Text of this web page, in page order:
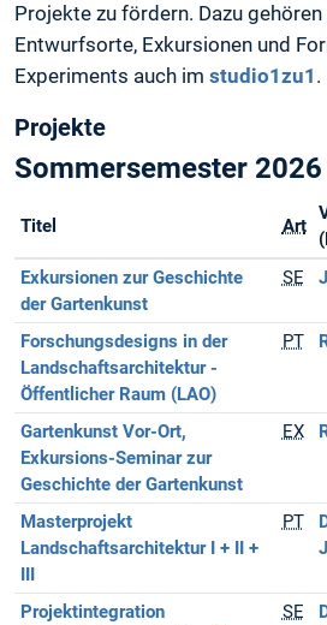
Projekte zu fördern. Dazu
Entwurfsorte, Exkursionen und
Experiments auch im studio1zu1 .
Projekte
Sommersemester 2026
Titel Art
Exkursionen zur Geschichte
der Gartenkunst
SE
Forschungsdesigns in der
Landschaftsarchitektur -
Öffentlicher Raum (LAO)
PT
Gartenkunst Vor-Ort,
Exkursions-Seminar zur
Geschichte der Gartenkunst
EX
Masterprojekt
Landschaftsarchitektur I + II +
III
PT
Projektintegration
SE